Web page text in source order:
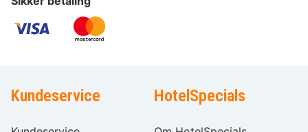
Kundeservice HotelSpecials